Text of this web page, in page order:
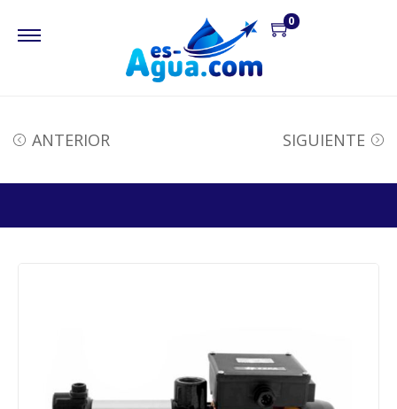
0
ANTERIOR SIGUIENTE